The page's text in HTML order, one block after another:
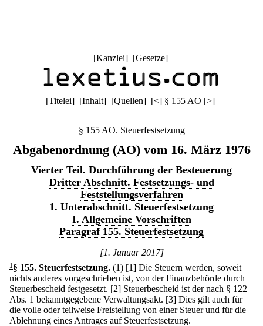
[Kanzlei] [Gesetze]
[Titelei] [Inhalt] [Quellen] [<] § 155 AO [>]
§ 155 AO. Steuerfestsetzung
Abgabenordnung (AO) vom 16. März 1976
Vierter Teil. Durchführung der Besteuerung
Dritter Abschnitt. Festsetzungs- und
Feststellungsverfahren
1. Unterabschnitt. Steuerfestsetzung
I. Allgemeine Vorschriften
Paragraf 155. Steuerfestsetzung
[1. Januar 2017]
1 § 155. Steuerfestsetzung. (1) [1] Die Steuern werden, soweit
nichts anderes vorgeschrieben ist, von der Finanzbehörde durch
Steuerbescheid festgesetzt. [2] Steuerbescheid ist der nach § 122
Abs. 1 bekanntgegebene Verwaltungsakt. [3] Dies gilt auch für
die volle oder teilweise Freistellung von einer Steuer und für die
Ablehnung eines Antrages auf Steuerfestsetzung.